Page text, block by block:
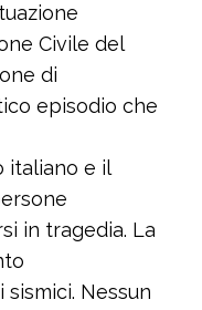
Civile del
di
episodio che
italiano e il
in tragedia. La
Nessun